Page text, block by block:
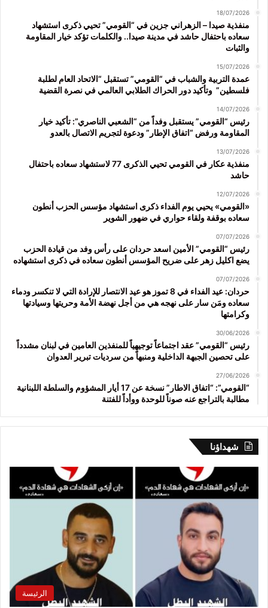
18/07/2026
منفذية صيدا – الزهراني جزين في “القومي” تحيي ذكرى استشهاد
سعاده باحتفال حاشد في مدينة صيدا.. والكلمات تؤكد خيار المقاومة
والثبات
15/07/2026
عمدة التربية والشباب في “القومي” تستقبل “الاتحاد العام لطلبة
فلسطين” وتأكيد دور الحراك الطلابي العالمي في نصرة القضية
14/07/2026
رئيس “القومي” يستقبل وفداً من “الشعبي الناصري”: تأكيد خيار
المقاومة ورفض “اتفاق الإطار” ودعوة لتجريم الاتصال بالعدو
13/07/2026
منفذية عكار في القومي تحيي الذكرى 77 لاستشهاد سعاده باحتفال
حاشد
12/07/2026
«القومي» يحيي يوم الفداء ذكرى استشهاد مؤسس الحزب أنطون
سعاده بوقفة ولقاء حواري في ضهور الشوير
07/07/2026
رئيس “القومي” الأمين اسعد حردان على رأس وفد من قيادة الحزب
يضع اكليل زهر على ضريح المؤسس أنطون سعاده في ذكرى استشهاده
07/07/2026
حردان: عيد الفداء في 8 تموز هو عيد الانتصار للإرادة التي لا تنكسر ودماء
سعاده ومَن سار على نهجه هي من أجل نهضة الأمة وحريتها وسيادتها
وكرامتها
30/06/2026
رئيس “القومي” عقد اجتماعاً توجيهياً للمنفذين العامين في لبنان مشدداً
على تحصين الجبهة الداخلية ومنبهاً من سرديات تبرير العدوان
27/06/2026
“القومي”: “اتفاق الاطار” نسخة عن 17 أيار المشؤوم والسلطة اللبنانية
مطالبة بالتراجع عنه صوناً للوحدة ووأداً للفتنة
شهداؤنا
الرئيسة